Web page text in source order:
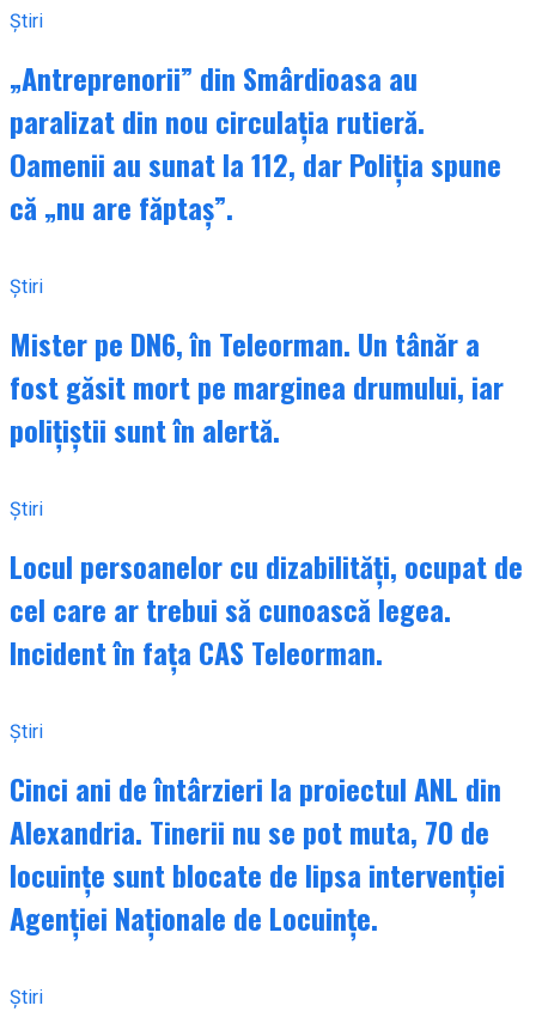
Știri
„Antreprenorii” din Smârdioasa au
paralizat din nou circulația rutieră.
Oamenii au sunat la 112, dar Poliția spune
că „nu are făptaș”.
Știri
Mister pe DN6, în Teleorman. Un tânăr a
fost găsit mort pe marginea drumului, iar
polițiștii sunt în alertă.
Știri
Locul persoanelor cu dizabilități, ocupat de
cel care ar trebui să cunoască legea.
Incident în fața CAS Teleorman.
Știri
Cinci ani de întârzieri la proiectul ANL din
Alexandria. Tinerii nu se pot muta, 70 de
locuințe sunt blocate de lipsa intervenției
Agenției Naționale de Locuințe.
Știri